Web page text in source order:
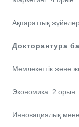
Ақпараттық
Докторантура
Мемлекеттік және
Экономика: 2 орын
Инновациялық